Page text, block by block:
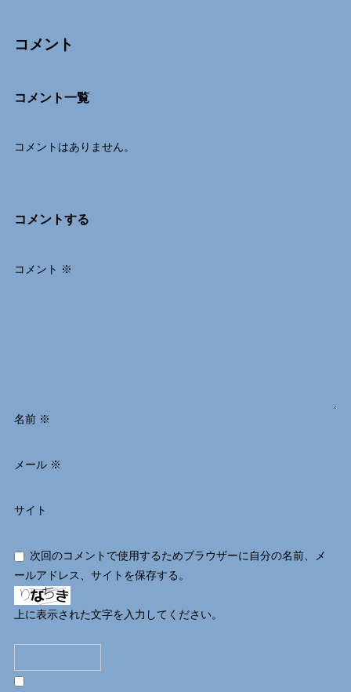
コメント
コメント一覧
コメントはありません。
コメントする
コメント ※
名前 ※
メール ※
サイト
次回のコメントで使用するためブラウザーに自分の名前、メ
ールアドレス、サイトを保存する。
上に表示された文字を入力してください。